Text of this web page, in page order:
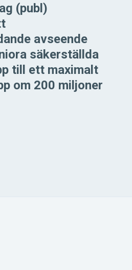
(publ)
avseende
säkerställda
till ett maximalt
om 200 miljoner